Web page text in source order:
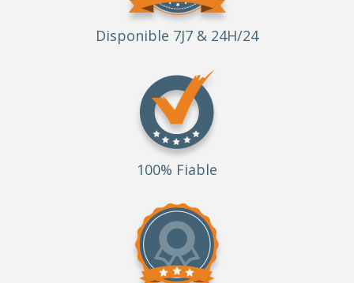
Disponible 7J7 & 24H/24
100% Fiable